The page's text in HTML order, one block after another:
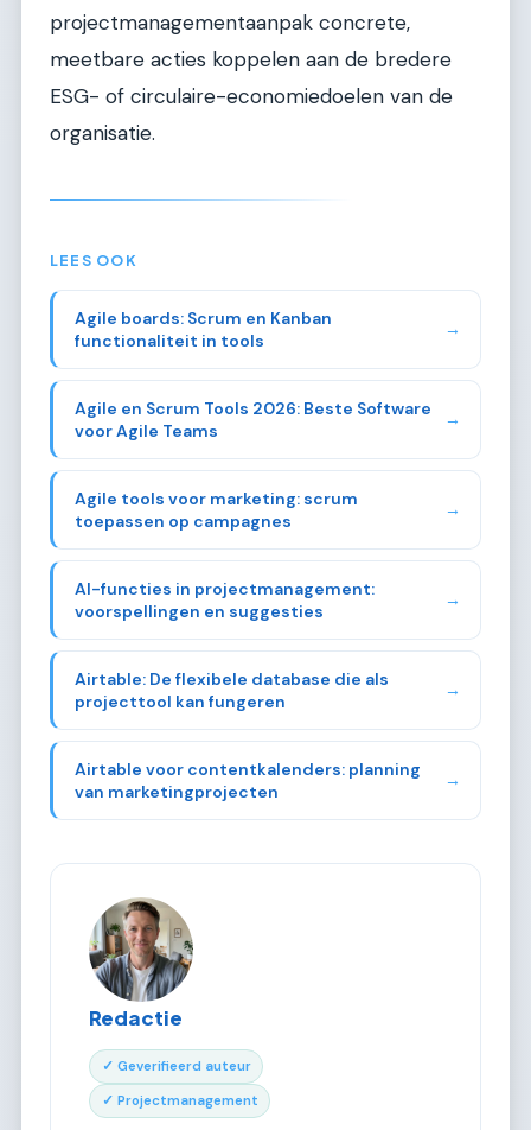
projectmanagementaanpak concrete,
meetbare acties koppelen aan de bredere
ESG- of circulaire-economiedoelen van de
organisatie.
LEES OOK
Agile boards: Scrum en Kanban
functionaliteit in tools
→
Agile en Scrum Tools 2026: Beste Software
voor Agile Teams
→
Agile tools voor marketing: scrum
toepassen op campagnes
→
AI-functies in projectmanagement:
voorspellingen en suggesties
→
Airtable: De flexibele database die als
projecttool kan fungeren
→
Airtable voor contentkalenders: planning
van marketingprojecten
→
Redactie
✓ Geverifieerd auteur
✓ Projectmanagement